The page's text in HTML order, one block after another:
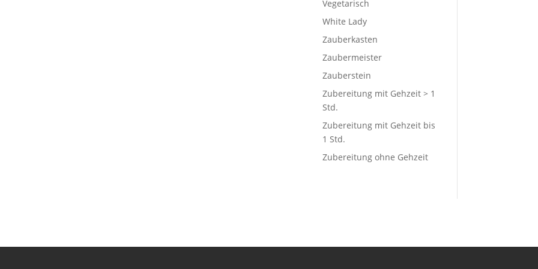
Vegetarisch
White Lady
Zauberkasten
Zaubermeister
Zauberstein
Zubereitung mit Gehzeit > 1
Std.
Zubereitung mit Gehzeit bis
1 Std.
Zubereitung ohne Gehzeit